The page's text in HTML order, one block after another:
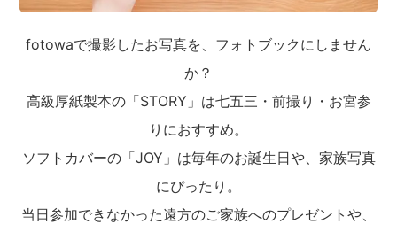
fotowaで撮影したお写真を、フォトブックにしません
か？
高級厚紙製本の「STORY」は七五三・前撮り・お宮参
りにおすすめ。
ソフトカバーの「JOY」は毎年のお誕生日や、家族写真
にぴったり。
当日参加できなかった遠方のご家族へのプレゼントや、